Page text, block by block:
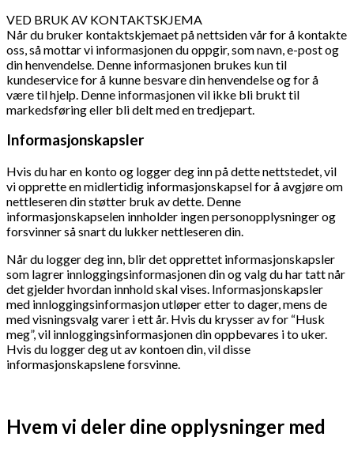
VED BRUK AV KONTAKTSKJEMA
Når du bruker kontaktskjemaet på nettsiden vår for å kontakte
oss, så mottar vi informasjonen du oppgir, som navn, e-post og
din henvendelse. Denne informasjonen brukes kun til
kundeservice for å kunne besvare din henvendelse og for å
være til hjelp. Denne informasjonen vil ikke bli brukt til
markedsføring eller bli delt med en tredjepart.
Informasjonskapsler
Hvis du har en konto og logger deg inn på dette nettstedet, vil
vi opprette en midlertidig informasjonskapsel for å avgjøre om
nettleseren din støtter bruk av dette. Denne
informasjonskapselen innholder ingen personopplysninger og
forsvinner så snart du lukker nettleseren din.
Når du logger deg inn, blir det opprettet informasjonskapsler
som lagrer innloggingsinformasjonen din og valg du har tatt når
det gjelder hvordan innhold skal vises. Informasjonskapsler
med innloggingsinformasjon utløper etter to dager, mens de
med visningsvalg varer i ett år. Hvis du krysser av for “Husk
meg”, vil innloggingsinformasjonen din oppbevares i to uker.
Hvis du logger deg ut av kontoen din, vil disse
informasjonskapslene forsvinne.
Hvem vi deler dine opplysninger med